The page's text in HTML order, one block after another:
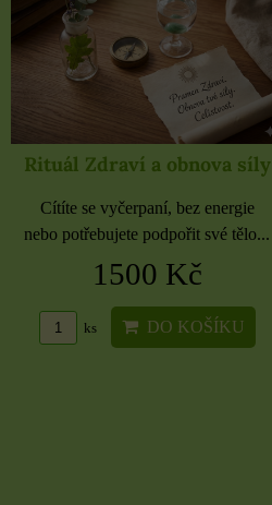
Rituál Zdraví a obnova síly
Cítíte se vyčerpaní, bez energie
nebo potřebujete podpořit své tělo...
1500 Kč
ks DO KOŠÍKU